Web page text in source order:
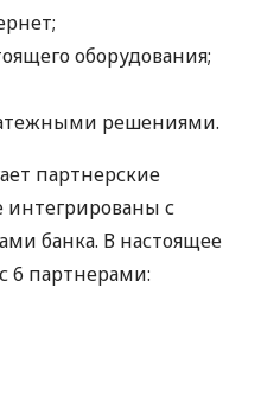
оборудования;
решениями.
партнерские
с
банка. В настоящее
6 партнерами: